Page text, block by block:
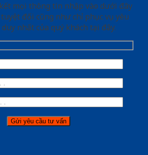
mọi thông tin nhập vào dưới đây
đối cũng như chỉ phục vụ yêu
nhất của quý khách tại đây.